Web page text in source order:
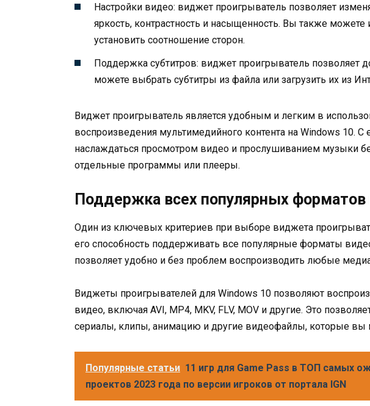
Настройки видео: виджет проигрыватель позволяет
яркость, контрастность и насыщенность. Вы также
установить соотношение сторон.
Поддержка субтитров: виджет проигрыватель позволяет
можете выбрать субтитры из файла или загрузить их из
Виджет проигрыватель является удобным и легким в
воспроизведения мультимедийного контента на Windows 10.
наслаждаться просмотром видео и прослушиванием музыки
отдельные программы или плееры.
Поддержка всех популярных форматов
Один из ключевых критериев при выборе виджета
его способность поддерживать все популярные форматы
позволяет удобно и без проблем воспроизводить любые
Виджеты проигрывателей для Windows 10 позволяют
видео, включая AVI, MP4, MKV, FLV, MOV и другие. Это
сериалы, клипы, анимацию и другие видеофайлы, которые вы
Популярные статьи 11 игр для Game Pass в ТОП самых
проектов 2023 года по версии игроков от портала IGN